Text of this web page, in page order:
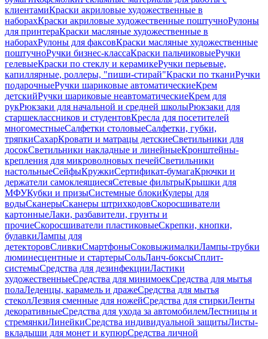
клиентамиКраски акриловые художественные в
наборахКраски акриловые художественные поштучноРулоны
для принтераКраски масляные художественные в
наборахРулоны для факсовКраски масляные художественные
поштучноРучки бизнес-классаКраски пальчиковыеРучки
гелевыеКраски по стеклу и керамикеРучки перьевые,
капиллярные, роллеры, "пиши-стирай"Краски по тканиРучки
подарочныеРучки шариковые автоматическиеКрем
детскийРучки шариковые неавтоматическиеКрем для
рукРюкзаки для начальной и средней школыРюкзаки для
старшеклассников и студентовКресла для посетителей
многоместныеСалфетки столовыеСалфетки, губки,
тряпкиСахарКровати и матрацы детскиеСветильники для
досокСветильники накладные и линейныеКронштейны-
крепления для микроволновых печейСветильники
настольныеСейфыКружкиСертификат-бумагаКрючки и
держатели самоклеящиесяСетевые фильтрыКрышки для
МФУКубки и призыСистемные блокиКулеры для
водыСканерыСканеры штрихкодовСкоросшиватели
картонныеЛаки, разбавители, грунты и
прочиеСкоросшиватели пластиковыеСкрепки, кнопки,
булавкиЛампы для
детекторовСливкиСмартфоныСоковыжималкиЛампы-трубки
люминесцентные и стартерыСольЛанч-боксыСплит-
системыСредства для дезинфекцииЛастики
художественныеСредства для минимоекСредства для мытья
полаЛеденцы, карамель и дражеСредства для мытья
стеколЛезвия сменные для ножейСредства для стиркиЛенты
декоративныеСредства для ухода за автомобилемЛестницы и
стремянкиЛинейкиСредства индивидуальной защитыЛисты-
вкладыши для монет и купюрСредства личной